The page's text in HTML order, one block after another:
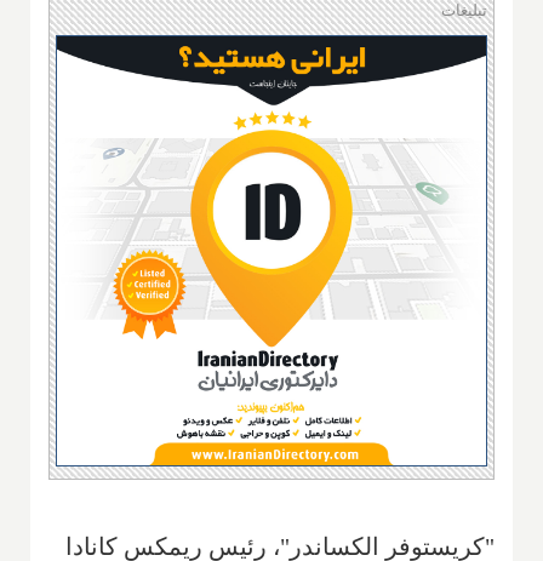
تبلیغات
"کریستوفر الکساندر"، رئیس ریمکس کانادا